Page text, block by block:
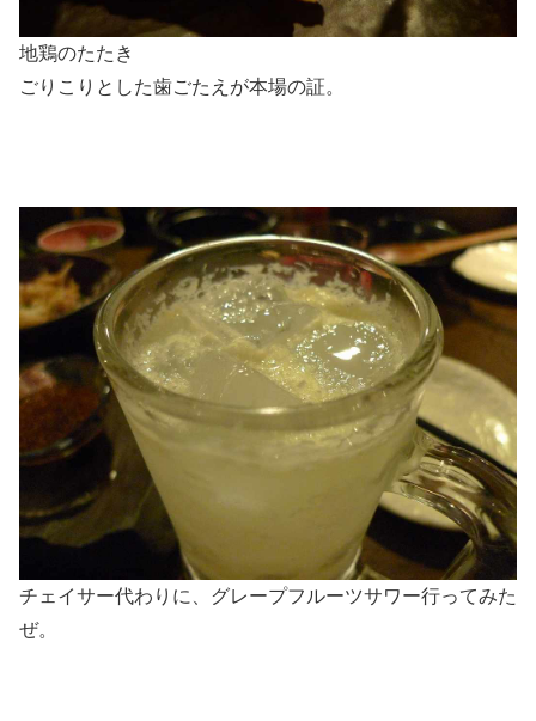
地鶏のたたき
ごりこりとした歯ごたえが本場の証。
チェイサー代わりに、グレープフルーツサワー行ってみた
ぜ。